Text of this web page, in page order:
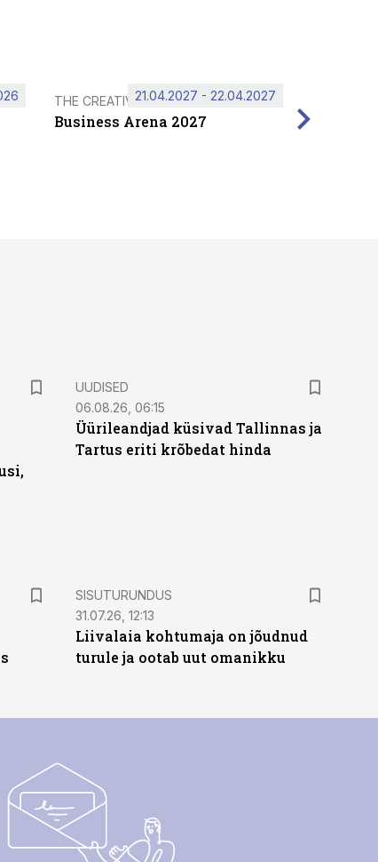
THE CREATIVE HUB
Business Arena 2027
21.04.2027 - 22.04.2027
UUDISED
06.08.26, 06:15
Üürileandjad küsivad Tallinnas ja
Tartus eriti krõbedat hinda
ST
SISUTURUNDUS
31.07.26, 12:13
Liivalaia kohtumaja on jõudnud
turule ja ootab uut omanikku